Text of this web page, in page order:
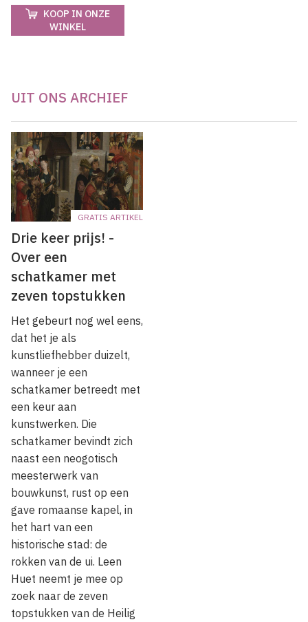
KOOP IN ONZE
WINKEL
UIT ONS ARCHIEF
GRATIS ARTIKEL
Drie keer prijs! -
Over een
schatkamer met
zeven topstukken
Het gebeurt nog wel eens,
dat het je als
kunstliefhebber duizelt,
wanneer je een
schatkamer betreedt met
een keur aan
kunstwerken. Die
schatkamer bevindt zich
naast een neogotisch
meesterwerk van
bouwkunst, rust op een
gave romaanse kapel, in
het hart van een
historische stad: de
rokken van de ui. Leen
Huet neemt je mee op
zoek naar de zeven
topstukken van de Heilig